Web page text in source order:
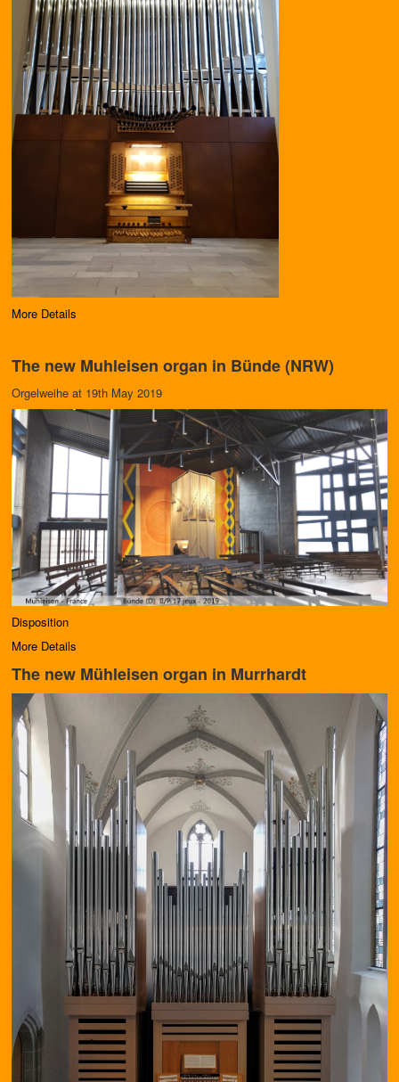
More Details
The new Muhleisen organ in Bünde (NRW)
Orgelweihe at 19th May 2019
Disposition
More Details
The new Mühleisen organ in Murrhardt